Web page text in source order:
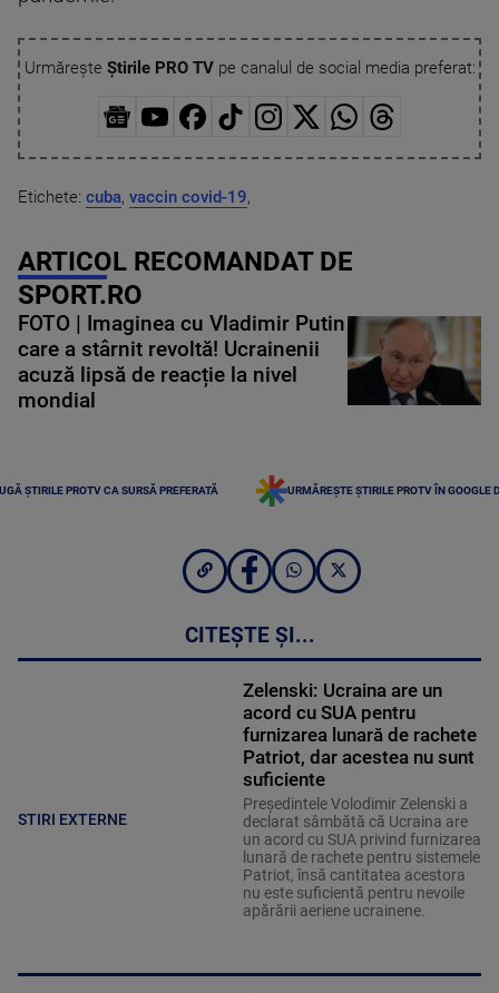
Urmărește Știrile PRO TVpe canalul de social media preferat:
Etichete: cuba, vaccin covid-19,
ARTICOL RECOMANDAT DE
SPORT.RO
FOTO | Imaginea cu Vladimir Putin
care a stârnit revoltă! Ucrainenii
acuză lipsă de reacție la nivel
mondial
ȘTIRILE PROTV CA SURSĂ PREFERATĂ URMĂREȘTE ȘTIRILE PROTV ÎN GOOGLE
CITEȘTE ȘI...
STIRI EXTERNE
Zelenski: Ucraina are un
acord cu SUA pentru
furnizarea lunară de rachete
Patriot, dar acestea nu sunt
suficiente
Preşedintele Volodimir Zelenski a
declarat sâmbătă că Ucraina are
un acord cu SUA privind furnizarea
lunară de rachete pentru sistemele
Patriot, însă cantitatea acestora
nu este suficientă pentru nevoile
apărării aeriene ucrainene.